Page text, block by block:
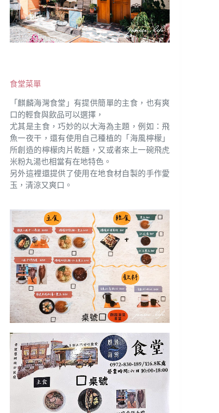
食堂菜單
「麒麟海灣食堂」有提供簡單的主食，也有爽
口的輕食與飲品可以選擇，
尤其是主食，巧妙的以大海為主題，例如：飛
魚一夜干，還有使用自己種植的 「海風檸檬」
所創造的檸檬肉片乾麵，又或者來上一碗飛虎
米粉丸湯也相當有在地特色。
另外這裡還提供了使用在地食材自製的手作愛
玉，清涼又爽口。